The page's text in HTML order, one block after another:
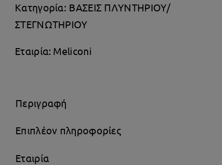
Κατηγορία: ΒΑΣΕΙΣ ΠΛΥΝΤΗΡΙΟΥ/
ΣΤΕΓΝΩΤΗΡΙΟΥ
Εταιρία: Meliconi
Περιγραφή
Επιπλέον πληροφορίες
Εταιρία